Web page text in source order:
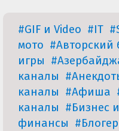
#GIF и Video #IT
мото #Авторский
игры
каналы
каналы #Афиша
каналы #Бизнес и
финансы